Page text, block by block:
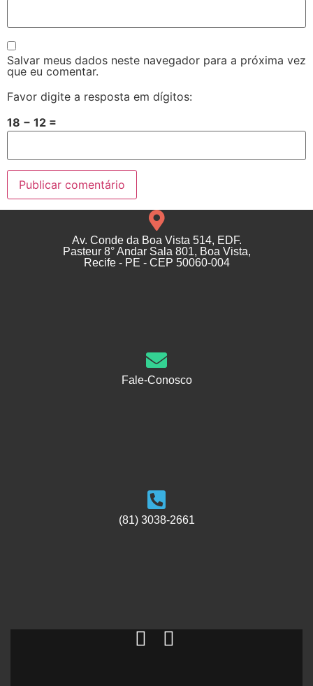
Salvar meus dados neste navegador para a próxima vez
que eu comentar.
Favor digite a resposta em dígitos:
18 − 12 =
Av. Conde da Boa Vista 514, EDF.
Pasteur 8° Andar Sala 801, Boa Vista,
Recife - PE - CEP 50060-004
Fale-Conosco
(81) 3038-2661